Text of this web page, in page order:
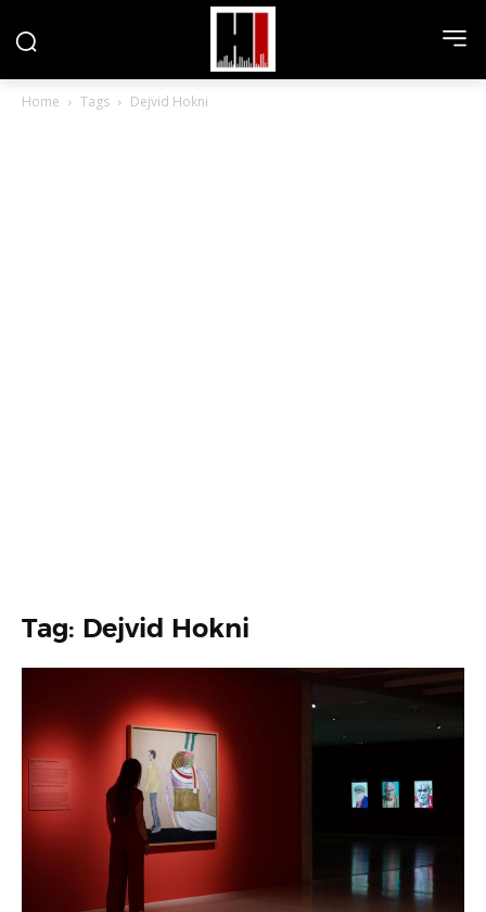
Home Tags Dejvid Hokni
Tag: Dejvid Hokni